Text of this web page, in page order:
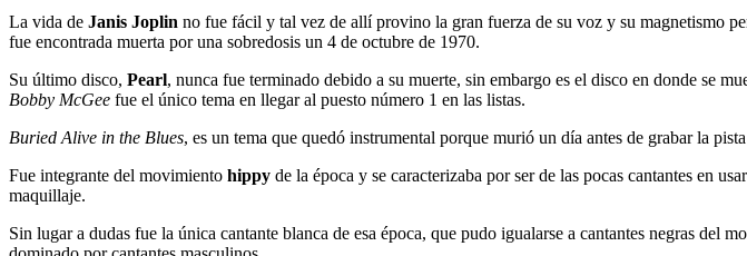
La vida de Janis Joplin no fue fácil y tal vez de allí provino la gran fuerza de su voz y su magnetismo
fue encontrada muerta por una sobredosis un 4 de octubre de 1970.
Su último disco, Pearl, nunca fue terminado debido a su muerte, sin embargo es el disco en donde se
Bobby McGee fue el único tema en llegar al puesto número 1 en las listas.
Buried Alive in the Blues, es un tema que quedó instrumental porque murió un día antes de grabar la
Fue integrante del movimiento hippy de la época y se caracterizaba por ser de las pocas cantantes en
maquillaje.
Sin lugar a dudas fue la única cantante blanca de esa época, que pudo igualarse a cantantes negras del